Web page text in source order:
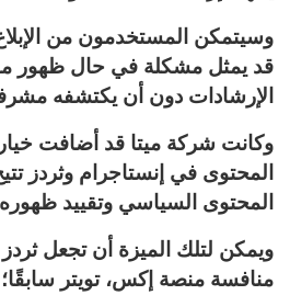
وسيتمكن المستخدمون من
قد يمثل مشكلة في حال ظهور
الإرشادات دون أن يكتشفه
وكانت شركة ميتا قد أضافت
المحتوى في إنستاجرام وثردز
المحتوى السياسي وتقييد
ويمكن لتلك الميزة أن تجعل
منافسة منصة إكس، تويتر